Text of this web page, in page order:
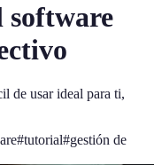
software
de usar ideal para ti,
#tutorial#gestión de